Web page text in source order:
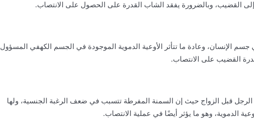
القضيب، وبالضرورة يفقد الشاب القدرة على الحصول على الانتصاب.
الإنسان، وعادة ما تتأثر الأوعية الدموية الموجودة في الجسم الكهفي المسؤول
القضيب على الانتصاب.
قبل الزواج حيث إن السمنة المفرطة تتسبب في ضعف الرغبة الجنسية، ولها
الدموية، وهو ما يؤثر أيضًا في عملية الانتصاب.